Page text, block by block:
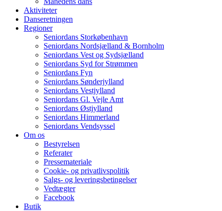
Aktiviteter
Danseretningen
Regioner
Seniordans Storkøbenhavn
Seniordans Nordsjælland & Bornholm
Seniordans Vest og Sydsjælland
Seniordans Syd for Strømmen
Seniordans Fyn
Seniordans Sønderjylland
Seniordans Vestjylland
Seniordans Gl. Vejle Amt
Seniordans Østjylland
Seniordans Himmerland
Seniordans Vendsyssel
Om os
Bestyrelsen
Referater
Pressemateriale
Cookie- og privatlivspolitik
Salgs- og leveringsbetingelser
Vedtægter
Facebook
Butik